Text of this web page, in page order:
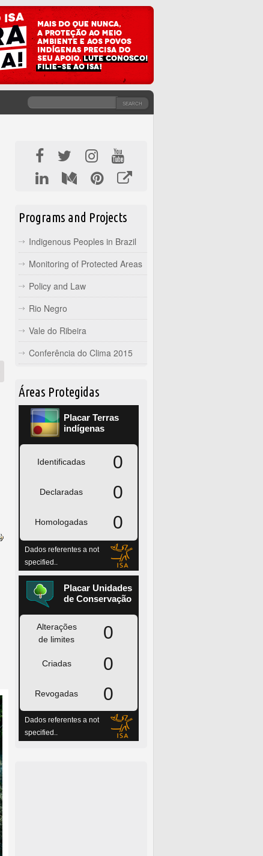
SEARCH FORM
SEARCH
Programs and Projects
Indigenous Peoples in Brazil
Monitoring of Protected Areas
Policy and Law
Rio Negro
Vale do Ribeira
Conferência do Clima 2015
Áreas Protegidas